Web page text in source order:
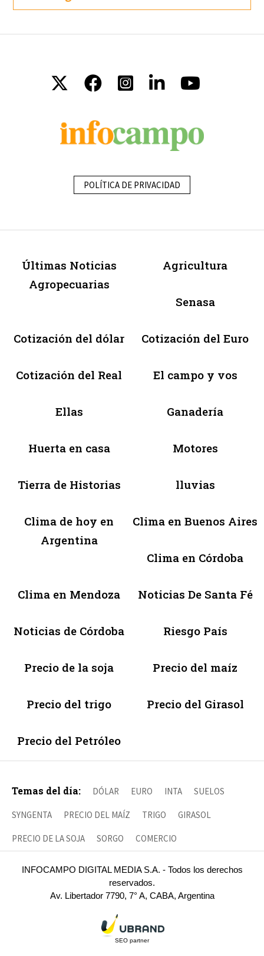
POLÍTICA DE PRIVACIDAD
Últimas Noticias
Agropecuarias
Agricultura
Senasa
Cotización del dólar Cotización del Euro
Cotización del Real El campo y vos
Ellas Ganadería
Huerta en casa Motores
Tierra de Historias lluvias
Clima de hoy en
Argentina
Clima en Buenos Aires
Clima en Córdoba
Clima en Mendoza Noticias De Santa Fé
Noticias de Córdoba Riesgo País
Precio de la soja Precio del maíz
Precio del trigo Precio del Girasol
Precio del Petróleo
Temas del día: DÓLAR EURO INTA SUELOS
SYNGENTA PRECIO DEL MAÍZ TRIGO GIRASOL
PRECIO DE LA SOJA SORGO COMERCIO
INFOCAMPO DIGITAL MEDIA S.A. - Todos los derechos
reservados.
Av. Libertador 7790, 7° A, CABA, Argentina
SEO partner